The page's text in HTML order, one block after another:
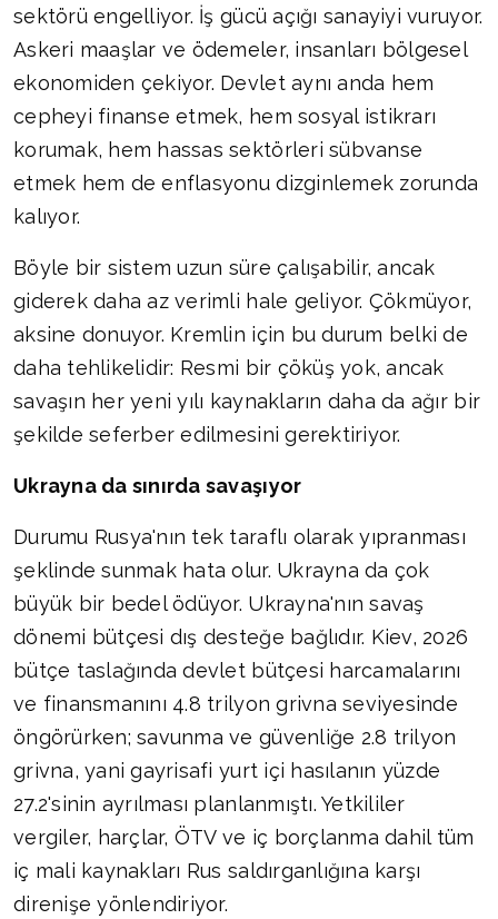
sektörü engelliyor. İş gücü açığı sanayiyi vuruyor.
Askeri maaşlar ve ödemeler, insanları bölgesel
ekonomiden çekiyor. Devlet aynı anda hem
cepheyi finanse etmek, hem sosyal istikrarı
korumak, hem hassas sektörleri sübvanse
etmek hem de enflasyonu dizginlemek zorunda
kalıyor.
Böyle bir sistem uzun süre çalışabilir, ancak
giderek daha az verimli hale geliyor. Çökmüyor,
aksine donuyor. Kremlin için bu durum belki de
daha tehlikelidir: Resmi bir çöküş yok, ancak
savaşın her yeni yılı kaynakların daha da ağır bir
şekilde seferber edilmesini gerektiriyor.
Ukrayna da sınırda savaşıyor
Durumu Rusya'nın tek taraflı olarak yıpranması
şeklinde sunmak hata olur. Ukrayna da çok
büyük bir bedel ödüyor. Ukrayna'nın savaş
dönemi bütçesi dış desteğe bağlıdır. Kiev, 2026
bütçe taslağında devlet bütçesi harcamalarını
ve finansmanını 4.8 trilyon grivna seviyesinde
öngörürken; savunma ve güvenliğe 2.8 trilyon
grivna, yani gayrisafi yurt içi hasılanın yüzde
27.2'sinin ayrılması planlanmıştı. Yetkililer
vergiler, harçlar, ÖTV ve iç borçlanma dahil tüm
iç mali kaynakları Rus saldırganlığına karşı
direnişe yönlendiriyor.